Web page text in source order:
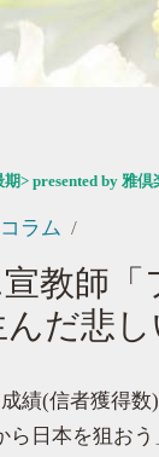
> presented by 雅倶
コラム
教師「
だ悲
績(信者獲得
ら日本を狙お